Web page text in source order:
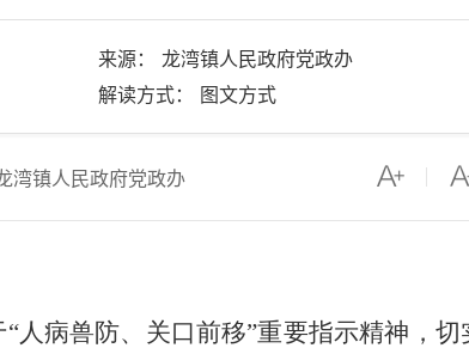
来源： 龙湾镇人民政府党政办
解读方式： 图文方式
湾镇人民政府党政办
人病兽防、关口前移”重要指示精神，